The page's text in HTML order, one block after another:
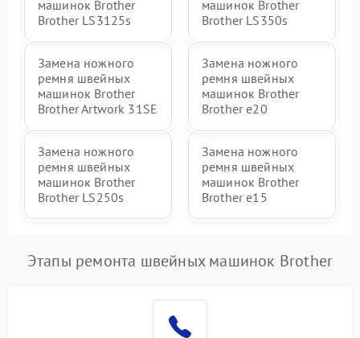
машинок Brother
Brother LS3125s
машинок Brother
Brother LS350s
Замена ножного
ремня швейных
машинок Brother
Brother Artwork 31SE
Замена ножного
ремня швейных
машинок Brother
Brother e20
Замена ножного
ремня швейных
машинок Brother
Brother LS250s
Замена ножного
ремня швейных
машинок Brother
Brother e15
Этапы ремонта швейных машинок Brother